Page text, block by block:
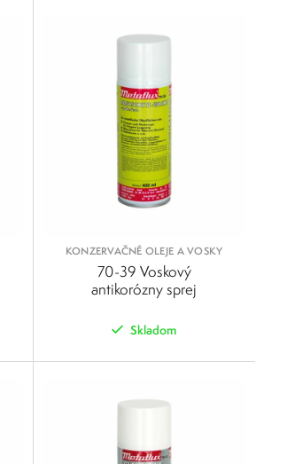
KONZERVAČNÉ OLEJE A VOSKY
70-39 Voskový
antikorózny sprej
Skladom